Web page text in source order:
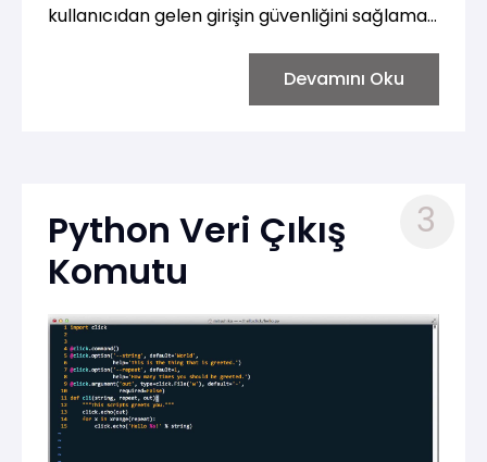
kullanıcıdan gelen girişin güvenliğini sağlamak
şekilde işlemek ve gerektiğinde kontrol
etmek önemlidir, özellikle gelen verinin
Devamını Oku
Python Veri Çıkış
Komutu
3